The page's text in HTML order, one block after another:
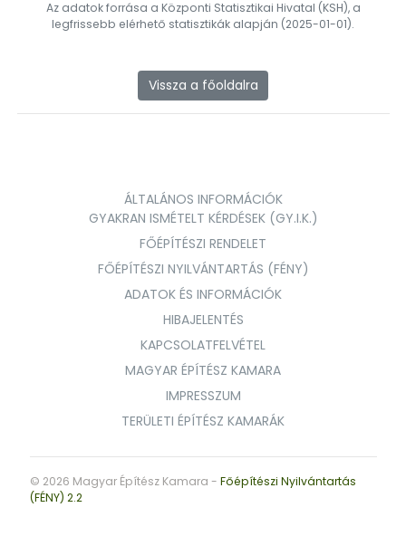
Az adatok forrása a Központi Statisztikai Hivatal (KSH), a
legfrissebb elérhető statisztikák alapján (2025-01-01).
Vissza a főoldalra
ÁLTALÁNOS INFORMÁCIÓK
GYAKRAN ISMÉTELT KÉRDÉSEK (GY.I.K.)
FŐÉPÍTÉSZI RENDELET
FŐÉPÍTÉSZI NYILVÁNTARTÁS (FÉNY)
ADATOK ÉS INFORMÁCIÓK
HIBAJELENTÉS
KAPCSOLATFELVÉTEL
MAGYAR ÉPÍTÉSZ KAMARA
IMPRESSZUM
TERÜLETI ÉPÍTÉSZ KAMARÁK
© 2026 Magyar Építész Kamara - Főépítészi Nyilvántartás
(FÉNY) 2.2